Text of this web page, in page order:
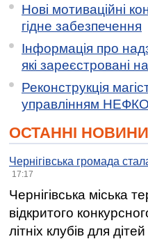
Нові мотиваційні
гідне забезпечення
Інформація про
які зареєстровані
Реконструкція
управлінням
ОСТАННІ
Чернігівська громада
17:17
Чернігівська міська
відкритого
літніх клубів для